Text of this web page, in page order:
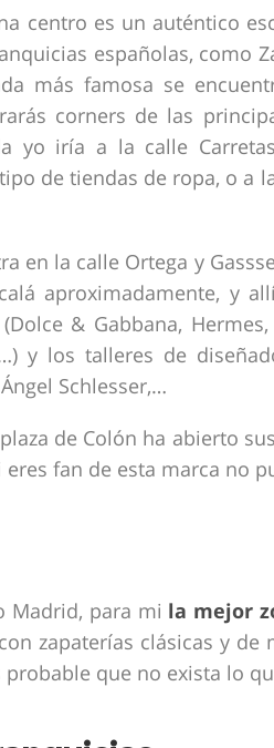
centro es un auténtico
españolas, como
más famosa se
corners de las
yo iría a la calle
de tiendas de ropa, o a
en la calle Ortega y
aproximadamente, y
& Gabbana, Hermes,
y los talleres de
Schlesser,…
de Colón ha abierto
fan de esta marca no
Madrid, para mi la mejor
zapaterías clásicas y de
que no exista lo